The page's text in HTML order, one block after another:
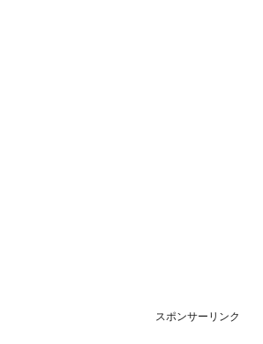
スポンサーリンク